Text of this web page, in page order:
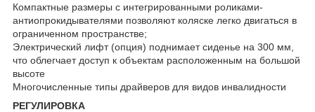
Компактные размеры с интегрированными роликами-
антиопрокидывателями позволяют коляске легко двигаться в
ограниченном пространстве;
Электрический лифт (опция) поднимает сиденье на 300 мм,
что облегчает доступ к объектам расположенным на большой
высоте
Многочисленные типы драйверов для видов инвалидности
РЕГУЛИРОВКА